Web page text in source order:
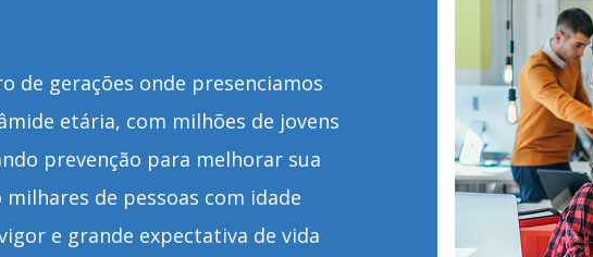
de gerações onde presenciamos
etária, com milhões de jovens
prevenção para melhorar sua
de pessoas com idade
e grande expectativa de vida